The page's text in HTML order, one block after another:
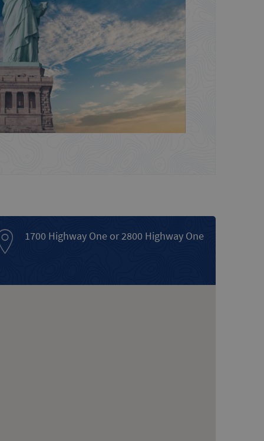
1700 Highway One or 2800 Highway One